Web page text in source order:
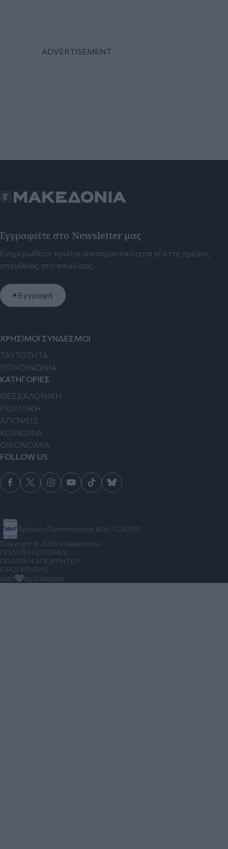
Εγγραφείτε στο Newsletter μας
Ενημερωθείτε πρώτοι για σημαντικότερα νέα της ημέρας
απευθείας στο email σας.
Εγγραφή
Αριθμός Πιστοποίησης Μ.Η.Τ.242191
ΧΡΗΣΙΜΟΙ ΣΥΝΔΕΣΜΟΙ
TAYTOTHTA
ΕΠΙΚΟΙΝΩΝΙΑ
ΚΑΤΗΓΟΡΙΕΣ
ΘΕΣΣΑΛΟΝΙΚΗ
ΠΟΛΙΤΙΚΗ
ΑΠΟΨΕΙΣ
ΚΟΙΝΩΝΙΑ
ΟΙΚΟΝΟΜΙΑ
FOLLOW US
Copyright © 2026 eMakedonia
ΠΟΛΙΤΙΚΗ COOKIES
ΠΟΛΙΤΙΚΗ ΑΠΟΡΡΗΤΟΥ
ΟΡΟΙ ΧΡΗΣΗΣ
with
by Darkpony